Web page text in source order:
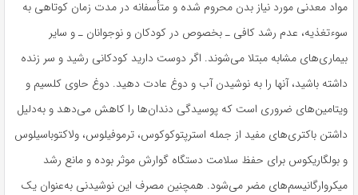
مواد معدنی مورد نیاز بدن محروم شده و متأسفانه در مدت زمان کوتاهی به
سوءتغذیه، عدم رشد کافی ـ بخصوص در کودکان و نوجوانان ـ و سایر
بیماری‌های مشابه مبتلا می‌شوند. اگر دوست دارید کودکانی رشید و سر زنده
داشته باشید، آنها را به نوشیدن آب و دوغ عادت دهید. دوغ حاوی کلسیم و
ویتامین‌های ضروری است که پوسیدگی دندان‌ها را کاهش می‌دهد و به‌دلیل
داشتن باکتری‌های مفید از جمله استرپتوکوکوس، ترموفیلوس، ولاکتوباسیلوس
و بولگاریکوس برای حفظ سلامت دستگاه گوارش موثر بوده و مانع رشد
میکروارگانیسم‌های مضر می‌شود. همچنین مصرف این نوشیدنی به‌عنوان یک